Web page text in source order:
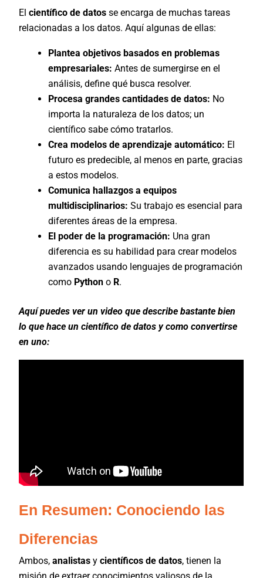
Elcientífico de datos se encarga de muchas tareas
relacionadas a los datos. Aquí algunas de ellas:
Plantea objetivos basados en problemas
empresariales: Antes de sumergirse en el
análisis, define qué busca resolver.
Procesa grandes cantidades de datos: No
importa la naturaleza de los datos; un
científico sabe cómo tratarlos.
Crea modelos de aprendizaje automático: El
futuro es predecible, al menos en parte, gracias
a estos modelos.
Comunica hallazgos a equipos
multidisciplinarios: Su trabajo es esencial para
diferentes áreas de la empresa.
El poder de la programación: Una gran
diferencia es su habilidad para crear modelos
avanzados usando lenguajes de programación
como PythonoR.
Aquí puedes ver un video que describe bastante bien
lo que hace un científico de datos y como convertirse
en uno:
En Resumen: Conociendo las
Diferencias
Ambos,analistas ycientíficos de datos, tienen la
misión de extraer conocimientos valiosos de la